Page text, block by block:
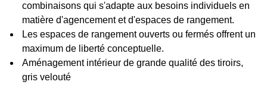
combinaisons qui s'adapte aux besoins individuels en
matière d'agencement et d'espaces de rangement.
Les espaces de rangement ouverts ou fermés offrent un
maximum de liberté conceptuelle.
Aménagement intérieur de grande qualité des tiroirs,
gris velouté